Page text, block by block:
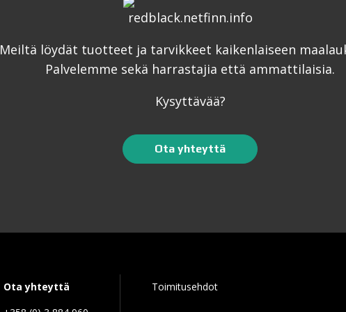
Meiltä löydät tuotteet ja tarvikkeet kaikenlaiseen
Palvelemme sekä harrastajia että ammattilaisia.
Kysyttävää?
Ota yhteyttä
Ota yhteyttä
Toimitusehdot